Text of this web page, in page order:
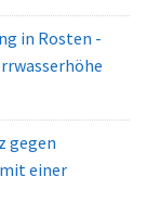
in Rosten -
gegen
einer